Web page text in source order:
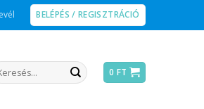
BELÉPÉS / REGISZTRÁCIÓ
0 FT